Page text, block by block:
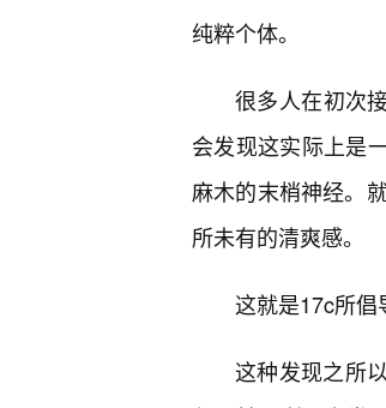
纯粹个体。
很多人在初次
会发现这实际上是
麻木的末梢神经。
所未有的清爽感。
这就是17c所倡
这种发现之所